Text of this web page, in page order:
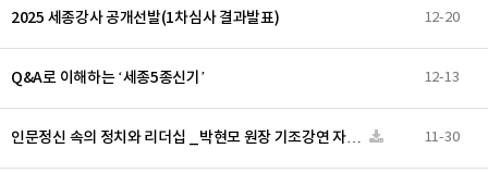
2025 세종강사 공개선발(1차심사 결과발표) 12-20
Q&A로 이해하는 ‘세종5종신기’ 12-13
인문정신 속의 정치와 리더십 _박현모 원장 기조강연 자… 11-30